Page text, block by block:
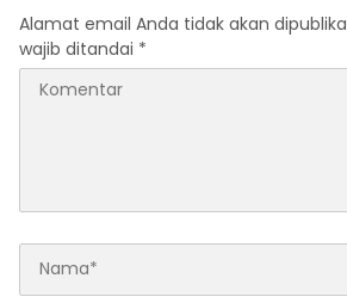
Alamat email Anda tidak akan
wajib ditandai *